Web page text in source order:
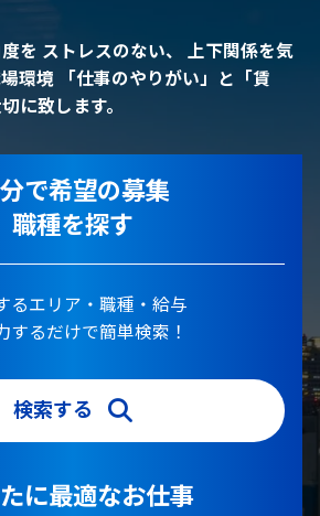
を ストレスのない、 上下関係を気
環境 「仕事のやりがい」と「賃
に致します。
で希望の募集
職種を探す
るエリア・職種・給与
するだけで簡単検索！
検索する
に最適なお仕事